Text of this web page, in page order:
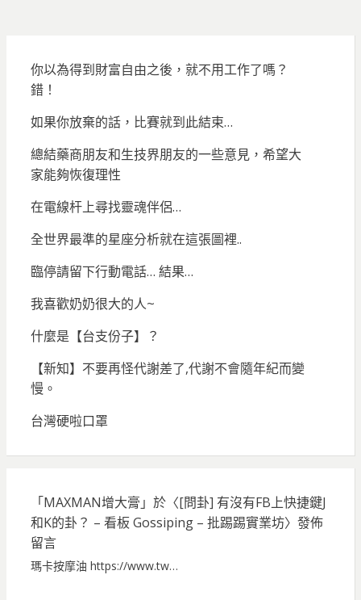
你以為得到財富自由之後，就不用工作了嗎？
錯！
如果你放棄的話，比賽就到此結束…
總結藥商朋友和生技界朋友的一些意見，希望大
家能夠恢復理性
在電線杆上尋找靈魂伴侶…
全世界最準的星座分析就在這張圖裡..
臨停請留下行動電話… 結果…
我喜歡奶奶很大的人~
什麼是【台支份子】？
【新知】不要再怪代謝差了,代謝不會隨年紀而變
慢。
台灣硬啦口罩
「MAXMAN增大膏 」於〈[問卦] 有沒有FB上快捷鍵J
和K的卦？ – 看板 Gossiping – 批踢踢實業坊〉發佈
留言
瑪卡按摩油 https://www.tw…